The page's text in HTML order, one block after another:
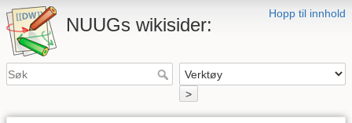
Hopp til innhold
NUUGs wikisider:
>